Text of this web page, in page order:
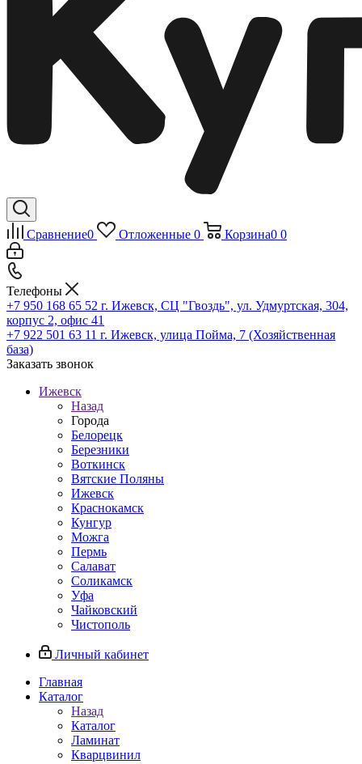
Сравнение0 Отложенные 0 Корзина0 0
Телефоны
+7 950 168 65 52 г. Ижевск, СЦ "Гвоздь", ул. Удмуртская, 304,
корпус 2, офис 41
+7 922 501 63 11 г. Ижевск, улица Пойма, 7 (Хозяйственная
база)
Заказать звонок
Ижевск
Назад
Города
Белорецк
Березники
Воткинск
Вятские Поляны
Ижевск
Краснокамск
Кунгур
Можга
Пермь
Салават
Соликамск
Уфа
Чайковский
Чистополь
Личный кабинет
Главная
Каталог
Назад
Каталог
Ламинат
Кварцвинил